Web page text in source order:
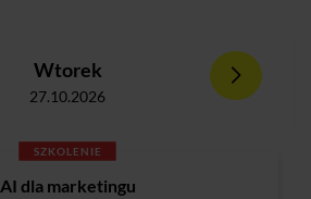
Wtorek
27.10.2026
SZKOLENIE
AI dla marketingu